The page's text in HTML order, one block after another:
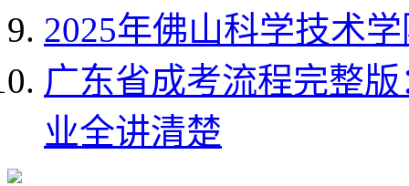
2025年佛山科学技术
广东省成考流程完整
业全讲清楚